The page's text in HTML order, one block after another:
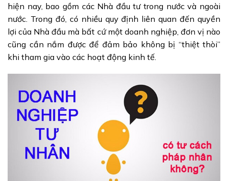
hiện nay, bao gồm các Nhà đầu tư trong nước và ngoài
nước. Trong đó, có nhiều quy định liên quan đến quyền
lợi của Nhà đầu mà bất cứ một doanh nghiệp, đơn vị nào
cũng cần nắm được để đảm bảo không bị “thiệt thòi”
khi tham gia vào các hoạt động kinh tế.